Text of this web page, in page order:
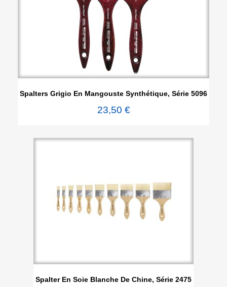
Spalters Grigio En Mangouste Synthétique, Série 5096
23,50 €
Spalter En Soie Blanche De Chine, Série 2475